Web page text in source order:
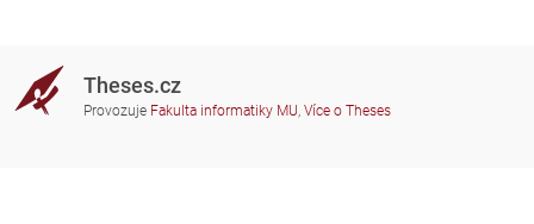
Theses.cz
Provozuje Fakulta informatiky MU, Více o Theses